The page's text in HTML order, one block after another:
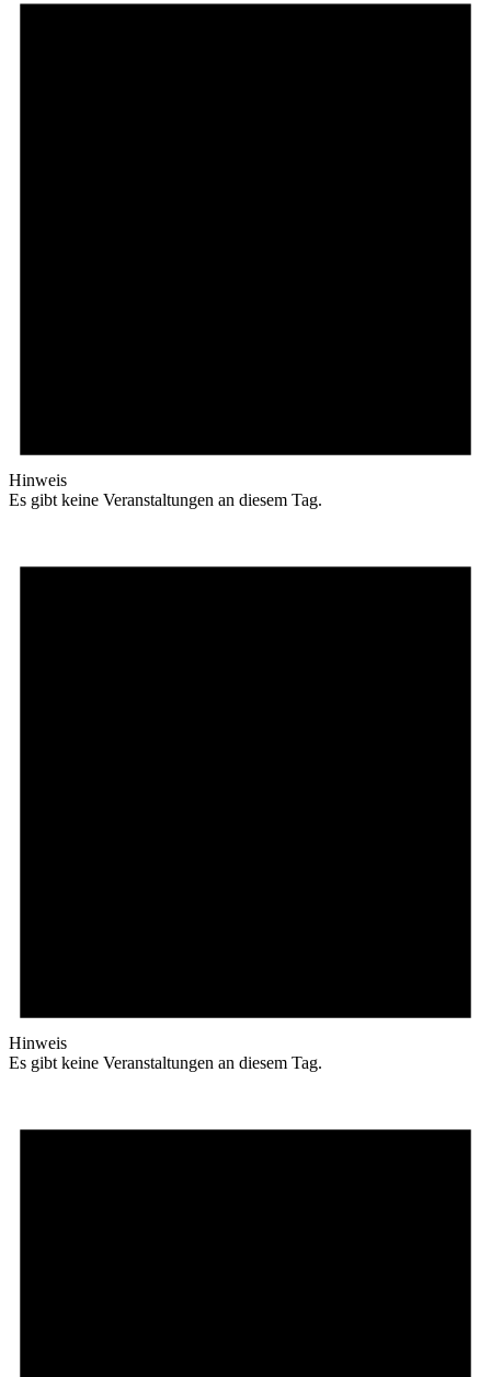
Hinweis
Es gibt keine Veranstaltungen an diesem Tag.
Hinweis
Es gibt keine Veranstaltungen an diesem Tag.